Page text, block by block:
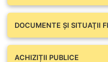
DOCUMENTE ŞI SITUAŢII
ACHIZIȚII PUBLICE